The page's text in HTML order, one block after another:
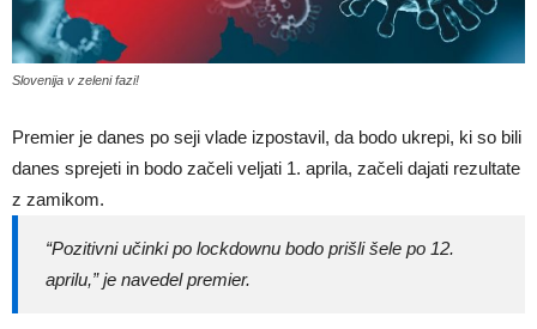
Slovenija v zeleni fazi!
Premier je danes po seji vlade izpostavil, da bodo ukrepi, ki so bili
danes sprejeti in bodo začeli veljati 1. aprila, začeli dajati rezultate
z zamikom.
“Pozitivni učinki po lockdownu bodo prišli šele po 12.
aprilu,” je navedel premier.